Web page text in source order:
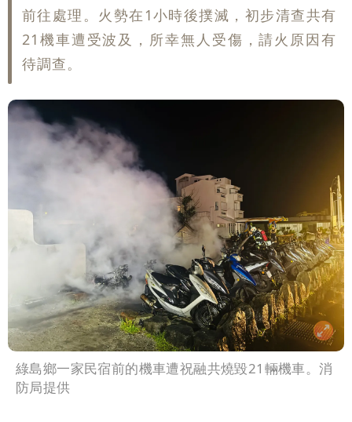
前往處理。火勢在1小時後撲滅，初步清查共有
21機車遭受波及，所幸無人受傷，請火原因有
待調查。
綠島鄉一家民宿前的機車遭祝融共燒毀21輛機車。消
防局提供